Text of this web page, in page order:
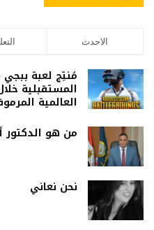
الاحدث
مُنتِج لعبة
المستقبلية
العالمية
من هو الدكتور
نحن نعاني